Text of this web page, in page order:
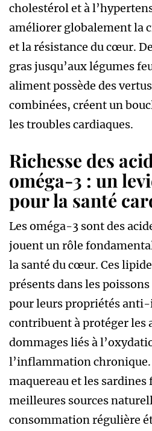
cholestérol et à
améliorer globalement la
et la résistance du cœur.
gras jusqu’aux légumes
aliment possède des
combinées, créent un
les troubles cardiaques.
Richesse des
oméga-3 : un
pour la santé
Les oméga-3 sont des
jouent un rôle
la santé du cœur. Ces
présents dans les
pour leurs propriétés
contribuent à protéger les
dommages liés à
l’inflammation chronique.
maquereau et les
meilleures sources
consommation régulière